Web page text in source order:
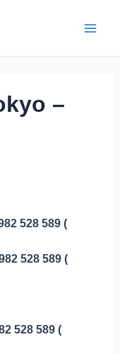
–
528 589 (
528 589 (
528 589 (